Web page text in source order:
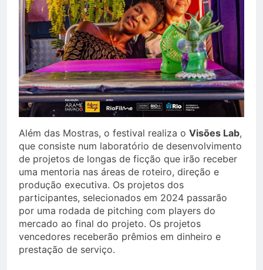
Além das Mostras, o festival realiza o Visões Lab,
que consiste num laboratório de desenvolvimento
de projetos de longas de ficção que irão receber
uma mentoria nas áreas de roteiro, direção e
produção executiva. Os projetos dos
participantes, selecionados em 2024 passarão
por uma rodada de pitching com players do
mercado ao final do projeto. Os projetos
vencedores receberão prêmios em dinheiro e
prestação de serviço.